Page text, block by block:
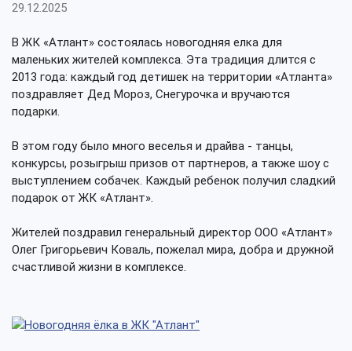
29.12.2025
В ЖК «Атлант» состоялась новогодняя елка для
маленьких жителей комплекса. Эта традиция длится с
2013 года: каждый год детишек на территории «Атланта»
поздравляет Дед Мороз, Снегурочка и вручаются
подарки.
В этом году было много веселья и драйва - танцы,
конкурсы, розыгрыш призов от партнеров, а также шоу с
выступлением собачек. Каждый ребенок получил сладкий
подарок от ЖК «Атлант».
Жителей поздравил генеральный директор ООО «Атлант»
Олег Григорьевич Коваль, пожелал мира, добра и дружной
счастливой жизни в комплексе.